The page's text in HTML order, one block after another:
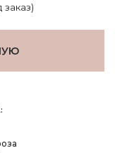
заказ)